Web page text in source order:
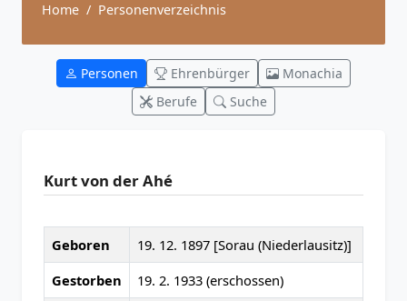
Home Personenverzeichnis
Personen Ehrenbürger
Monachia
Berufe
Suche
Kurt von der Ahé
Geboren
19. 12. 1897 [Sorau (Niederlausitz)]
Gestorben
19. 2. 1933 (erschossen)